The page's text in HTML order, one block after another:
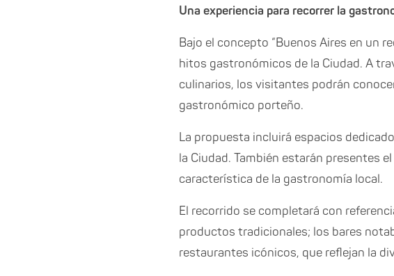
Una experiencia para recorrer la
Bajo el concepto “Buenos Aires en un
hitos gastronómicos de la Ciudad. A
culinarios, los visitantes podrán
gastronómico porteño.
La propuesta incluirá espacios
la Ciudad. También estarán presentes
característica de la gastronomía local.
El recorrido se completará con
productos tradicionales; los bares
restaurantes icónicos, que reflejan la